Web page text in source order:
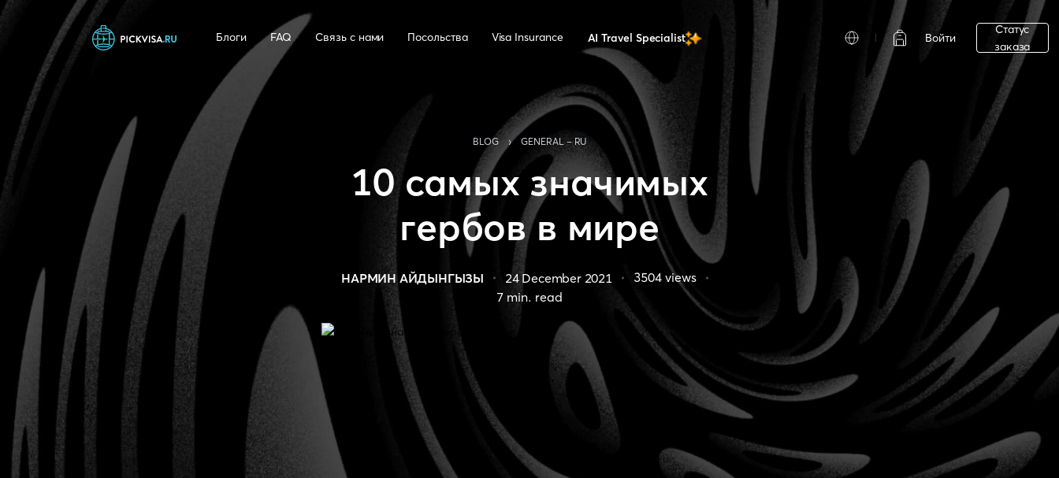
Блоги FAQ Связь с нами Посольства Visa Insurance AI Travel Specialist Войти
Статус
заказа
BLOG › GENERAL - RU
10 самых значимых
гербов в мире
НАРМИН АЙДЫНГЫЗЫ 24 December 2021 3504views
7 min. read